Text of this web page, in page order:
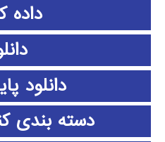
داده
دانلود
دسته بندی